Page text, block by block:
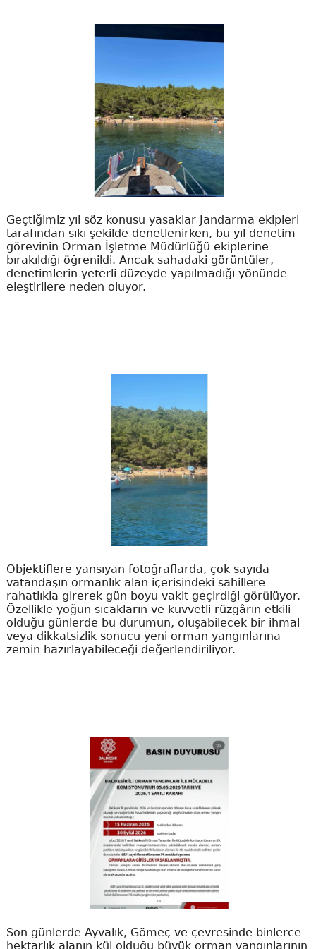
Geçtiğimiz yıl söz konusu yasaklar Jandarma ekipleri
tarafından sıkı şekilde denetlenirken, bu yıl denetim
görevinin Orman İşletme Müdürlüğü ekiplerine
bırakıldığı öğrenildi. Ancak sahadaki görüntüler,
denetimlerin yeterli düzeyde yapılmadığı yönünde
eleştirilere neden oluyor.
Objektiflere yansıyan fotoğraflarda, çok sayıda
vatandaşın ormanlık alan içerisindeki sahillere
rahatlıkla girerek gün boyu vakit geçirdiği görülüyor.
Özellikle yoğun sıcakların ve kuvvetli rüzgârın etkili
olduğu günlerde bu durumun, oluşabilecek bir ihmal
veya dikkatsizlik sonucu yeni orman yangınlarına
zemin hazırlayabileceği değerlendiriliyor.
Son günlerde Ayvalık, Gömeç ve çevresinde binlerce
hektarlık alanın kül olduğu büyük orman yangınlarının